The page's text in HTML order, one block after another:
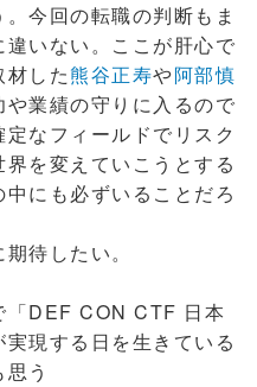
今回の転職の判断もま
いない。ここが肝心で
した熊谷正寿や阿部慎
業績の守りに入るので
なフィールドでリスク
を変えていこうとする
にも必ずいることだろ
待したい。
「DEF CON CTF 日本
現する日を生きている
う